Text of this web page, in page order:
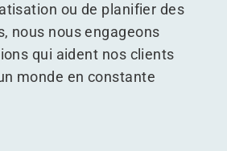
ou de planifier des
nous nous engageons
qui aident nos clients
monde en constante